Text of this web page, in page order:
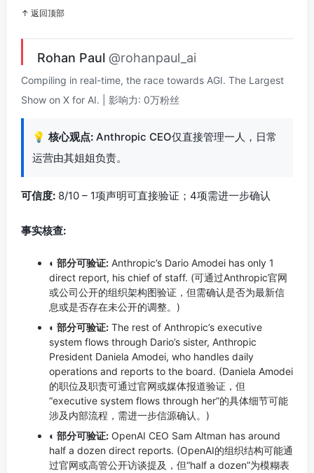
↑ 返回顶部
Rohan Paul @rohanpaul_ai
Compiling in real-time, the race towards AGI. The Largest
Show on X for AI. | 影响力: 0万粉丝
💡 核心观点: Anthropic CEO仅直接管理一人，日常
运营由其姐姐负责。
可信度: 8/10 – 1项声明可直接验证；4项需进一步确认
事实核查:
◐ 部分可验证: Anthropic’s Dario Amodei has only 1
direct report, his chief of staff. (可通过Anthropic官网
或公司公开的组织架构图验证，但需确认是否为最新信
息或是否存在未公开的调整。)
◐ 部分可验证: The rest of Anthropic’s executive
system flows through Dario’s sister, Anthropic
President Daniela Amodei, who handles daily
operations and reports to the board. (Daniela Amodei
的职位及职责可通过官网或媒体报道验证，但
“executive system flows through her”的具体细节可能
涉及内部流程，需进一步信源确认。)
◐ 部分可验证: OpenAI CEO Sam Altman has around
half a dozen direct reports. (OpenAI的组织结构可能通
过官网或高管公开访谈提及，但“half a dozen”为模糊表